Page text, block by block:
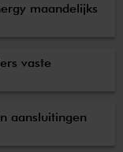
maandelijks
vaste
aansluitingen